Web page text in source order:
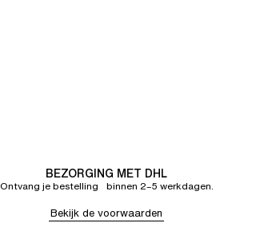
BEZORGING MET DHL
Ontvang je bestelling binnen 2–5 werkdagen.
Bekijk de voorwaarden